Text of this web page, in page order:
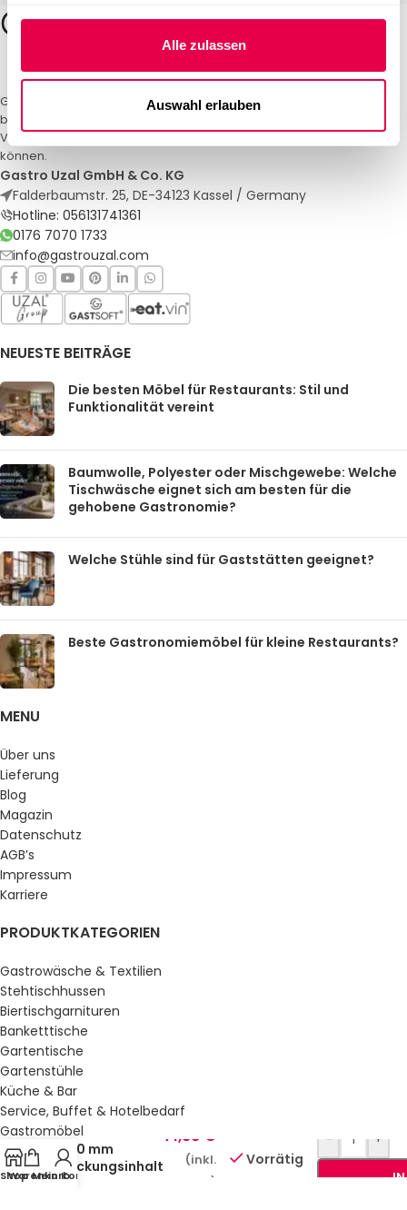
Alle zulassen
Auswahl erlauben
Gastro Uzal – Ihr Spezialist für Gastronomiemöbel und -textilien. Wir
bieten maßgeschneiderte Lösungen für Restaurants, Hotels und
Veranstaltungen. Qualität und Service, auf die Sie sich verlassen
können.
Gastro Uzal GmbH & Co. KG
Falderbaumstr. 25, DE-34123 Kassel / Germany
Hotline: 056131741361
0176 7070 1733
info@gastrouzal.com
NEUESTE BEITRÄGE
Die besten Möbel für Restaurants: Stil und
Funktionalität vereint
Baumwolle, Polyester oder Mischgewebe: Welche
Tischwäsche eignet sich am besten für die
gehobene Gastronomie?
Welche Stühle sind für Gaststätten geeignet?
Beste Gastronomiemöbel für kleine Restaurants?
MENU
Über uns
Lieferung
Blog
Magazin
Datenschutz
AGB’s
Impressum
Karriere
PRODUKTKATEGORIEN
Gastrowäsche & Textilien
Stehtischhussen
Biertischgarnituren
Banketttische
Gartentische
Gartenstühle
Küche & Bar
Service, Buffet & Hotelbedarf
Gastromöbel
Schulmöbel
Sale %
Shop
Warenkorb
Mein Konto
GN 1/4 Behälter
200 mm
Packungsinhalt
4 Stück
71,88 €
(inkl.
MwSt.)
Vorrätig
- +